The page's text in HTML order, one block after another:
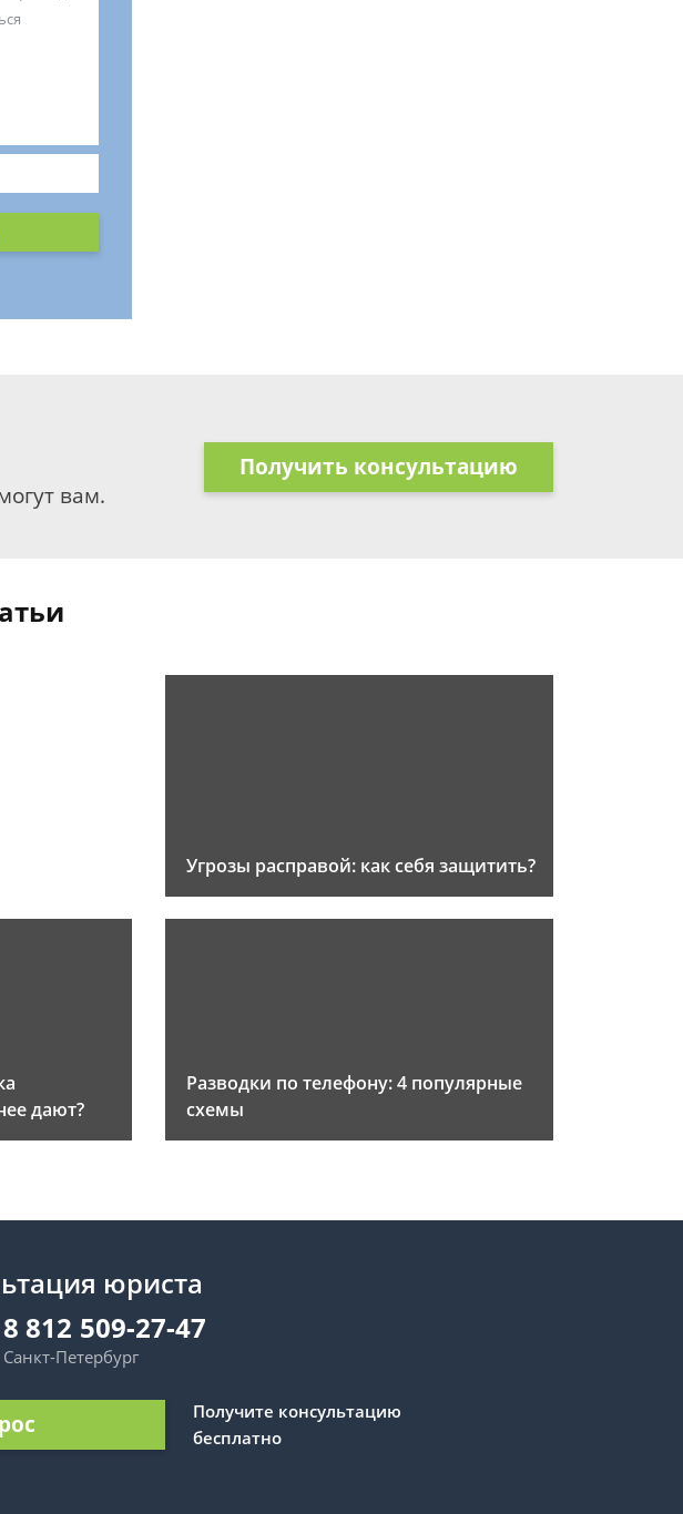
вам.
Получить консультацию
Угрозы расправой: как себя защитить?
дают?
Разводки по телефону: 4 популярные
схемы
юриста
8 812 509-27-47
Санкт-Петербург
Получите консультацию
бесплатно